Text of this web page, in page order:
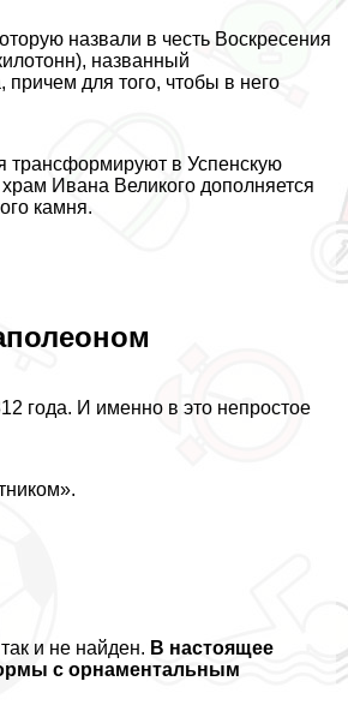
назвали в честь Воскресения
названный
причем для того, чтобы в него
трaнcформируют в Успенскую
Ивана Великого дополняется
камня.
года. И именно в это непростое
и не найден. В настоящее
с орнаментальным